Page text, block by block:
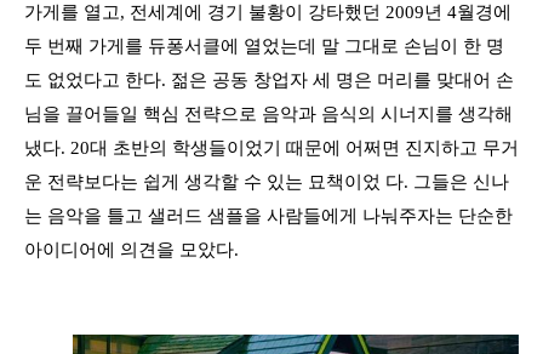
가게를 열고, 전세계에 경기 불황이 강타했던 2009년 4월경에
두 번째 가게를 듀퐁서클에 열었는데 말 그대로 손님이 한 명
도 없었다고 한다. 젊은 공동 창업자 세 명은 머리를 맞대어 손
님을 끌어들일 핵심 전략으로 음악과 음식의 시너지를 생각해
냈다. 20대 초반의 학생들이었기 때문에 어쩌면 진지하고 무거
운 전략보다는 쉽게 생각할 수 있는 묘책이었 다. 그들은 신나
는 음악을 틀고 샐러드 샘플을 사람들에게 나눠주자는 단순한
아이디어에 의견을 모았다.